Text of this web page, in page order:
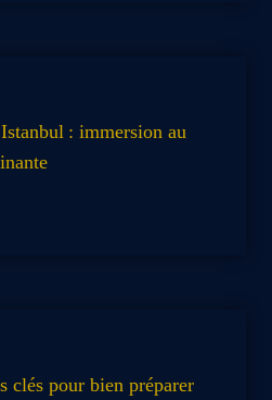
: immersion au
clés pour bien préparer